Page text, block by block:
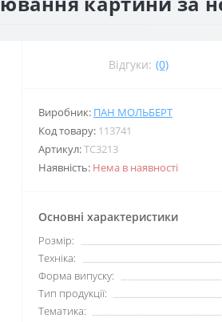
Відгуки: (0)
Виробник: ПАН МОЛЬБЕРТ
Код товару: 113741
Артикул:TC3213
Наявність: Нема в наявності
Основні характеристики
Розмір:
Техніка:
Форма випуску:
Тип продукції:
Тематика: